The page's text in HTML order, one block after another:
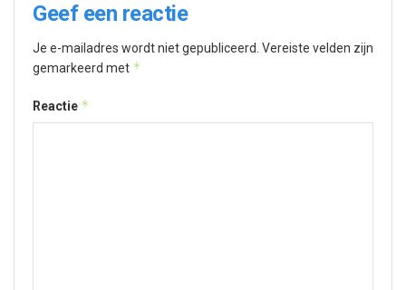
Geef een reactie
Je e-mailadres wordt niet gepubliceerd. Vereiste velden zijn
gemarkeerd met *
Reactie *